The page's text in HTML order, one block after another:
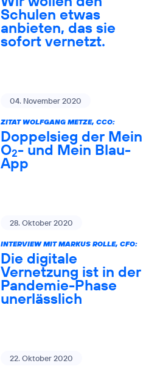
Schulen etwas
anbieten, das sie
sofort vernetzt.
04. November 2020
ZITAT WOLFGANG METZE, CCO:
Doppelsieg der Mein
O2- und Mein Blau-
App
28. Oktober 2020
INTERVIEW MIT MARKUS ROLLE, CFO:
Die digitale
Vernetzung ist in der
Pandemie-Phase
unerlässlich
22. Oktober 2020